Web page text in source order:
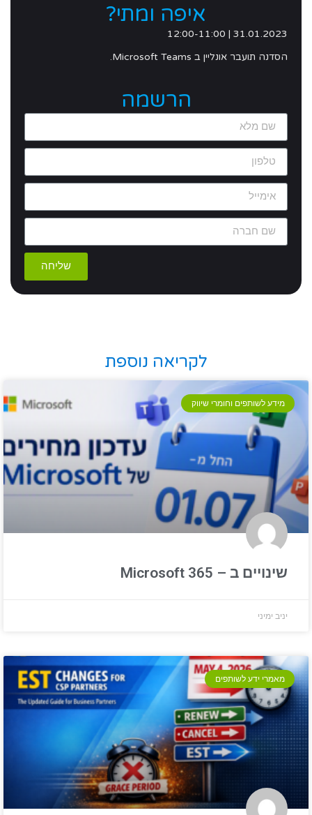
איפה ומתי?
31.01.2023 | 12:00-11:00
הסדנה תועבר אונליין ב Microsoft Teams.
הרשמה
שליחה
לקריאה נוספת
מידע לשותפים וחומרי שיווק
שינויים ב – Microsoft 365
יניב ימיני
מאמרי ידע לשותפים